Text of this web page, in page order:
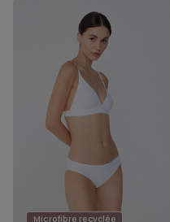
Microfibre recyclée